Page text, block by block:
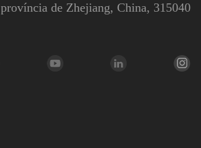
província de Zhejiang, China, 315040